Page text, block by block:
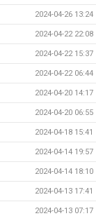
2024-04-26 13:24
2024-04-22 22:08
2024-04-22 15:37
2024-04-22 06:44
2024-04-20 14:17
2024-04-20 06:55
2024-04-18 15:41
2024-04-14 19:57
2024-04-14 18:10
2024-04-13 17:41
2024-04-13 07:17